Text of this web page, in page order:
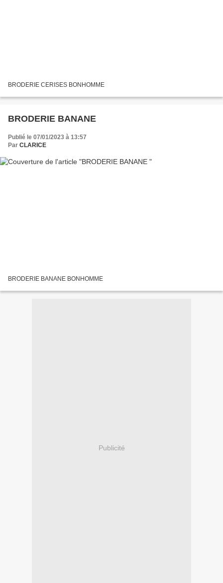
BRODERIE CERISES BONHOMME
BRODERIE BANANE
Publié le 07/01/2023 à 13:57
Par CLARICE
BRODERIE BANANE BONHOMME
Publicité